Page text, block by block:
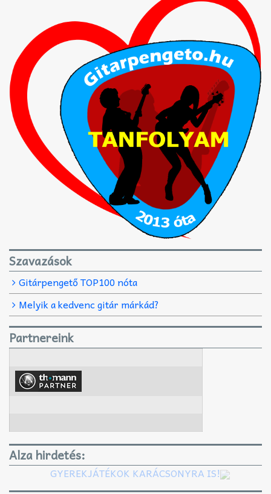
Szavazások
Gitárpengető TOP100 nóta
Melyik a kedvenc gitár márkád?
Partnereink
Alza hirdetés:
GYEREKJÁTÉKOK KARÁCSONYRA IS!